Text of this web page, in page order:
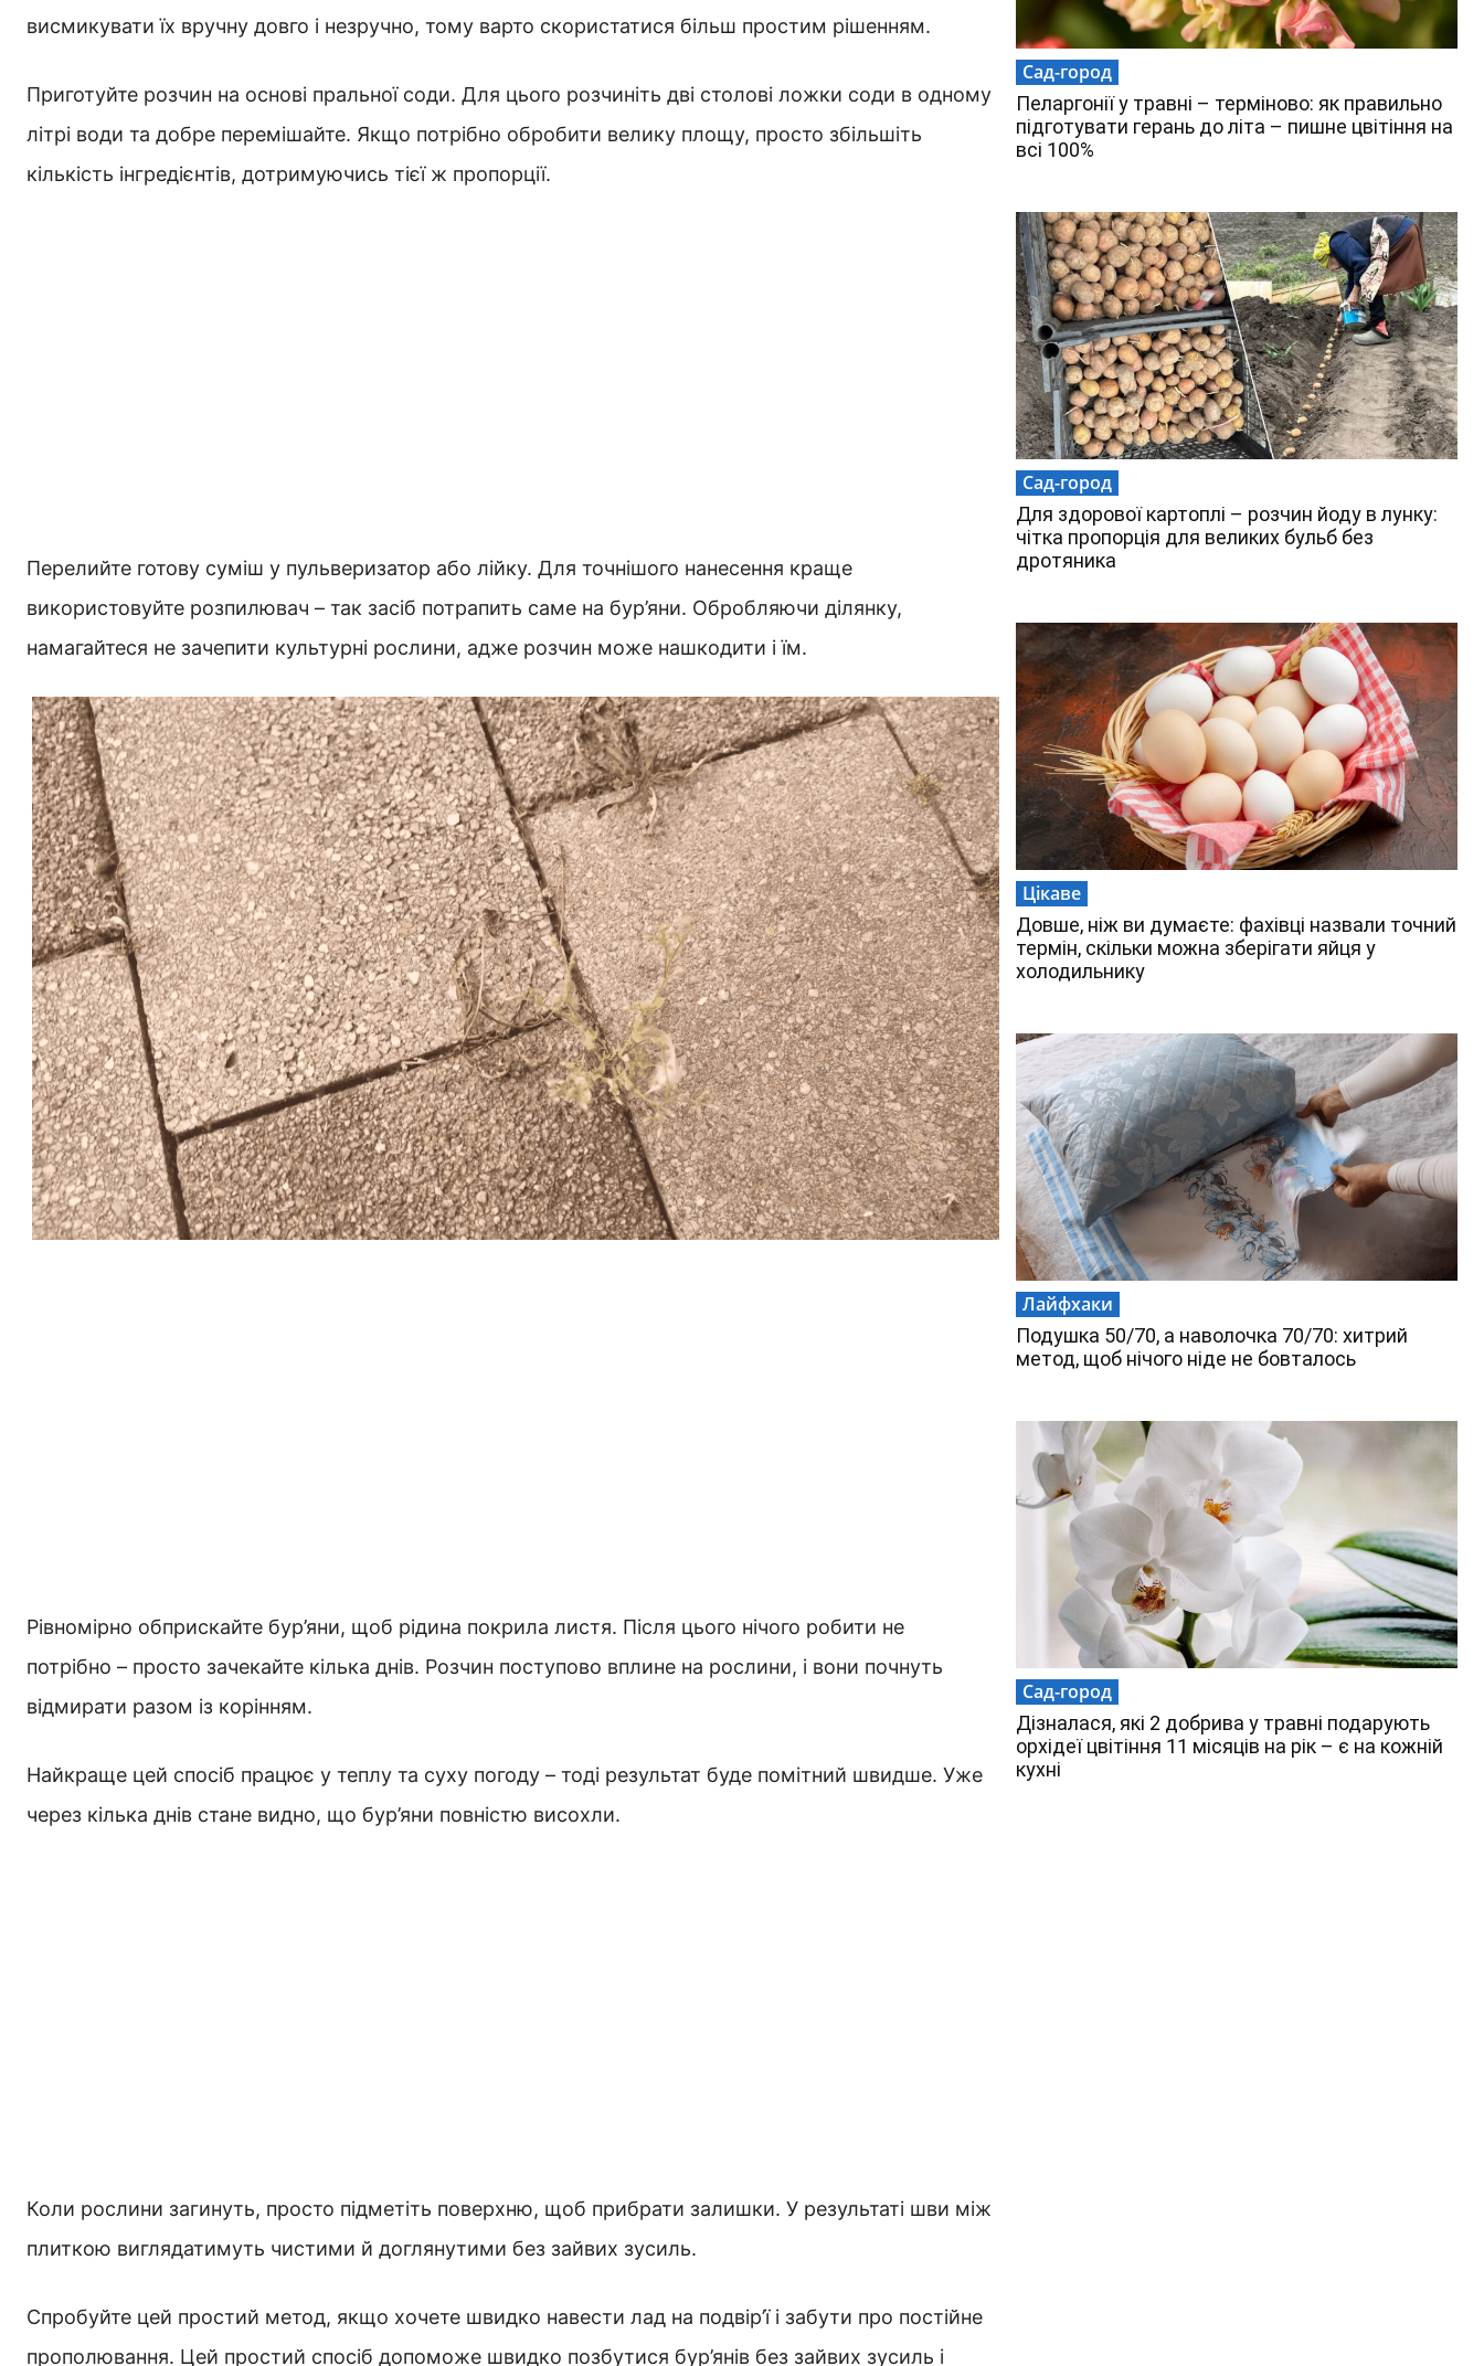
висмикувати їх вручну довго і незручно, тому варто скористатися більш простим рішенням.
Приготуйте розчин на основі пральної соди. Для цього розчиніть дві столові ложки соди в одному
літрі води та добре перемішайте. Якщо потрібно обробити велику площу, просто збільшіть
кількість інгредієнтів, дотримуючись тієї ж пропорції.
Перелийте готову суміш у пульверизатор або лійку. Для точнішого нанесення краще
використовуйте розпилювач – так засіб потрапить саме на бур’яни. Обробляючи ділянку,
намагайтеся не зачепити культурні рослини, адже розчин може нашкодити і їм.
Рівномірно обприскайте бур’яни, щоб рідина покрила листя. Після цього нічого робити не
потрібно – просто зачекайте кілька днів. Розчин поступово вплине на рослини, і вони почнуть
відмирати разом із корінням.
Найкраще цей спосіб працює у теплу та суху погоду – тоді результат буде помітний швидше. Уже
через кілька днів стане видно, що бур’яни повністю висохли.
Коли рослини загинуть, просто підметіть поверхню, щоб прибрати залишки. У результаті шви між
плиткою виглядатимуть чистими й доглянутими без зайвих зусиль.
Спробуйте цей простий метод, якщо хочете швидко навести лад на подвір’ї і забути про постійне
прополювання. Цей простий спосіб допоможе швидко позбутися бур’янів без зайвих зусиль і
Сад-город
Пеларгонії у травні – терміново: як правильно
підготувати герань до літа – пишне цвітіння на
всі 100%
Сад-город
Для здорової картоплі – розчин йоду в лунку:
чітка пропорція для великих бульб без
дротяника
Цікаве
Довше, ніж ви думаєте: фахівці назвали точний
термін, скільки можна зберігати яйця у
холодильнику
Лайфхаки
Подушка 50/70, а наволочка 70/70: хитрий
метод, щоб нічого ніде не бовталось
Сад-город
Дізналася, які 2 добрива у травні подарують
орхідеї цвітіння 11 місяців на рік – є на кожній
кухні